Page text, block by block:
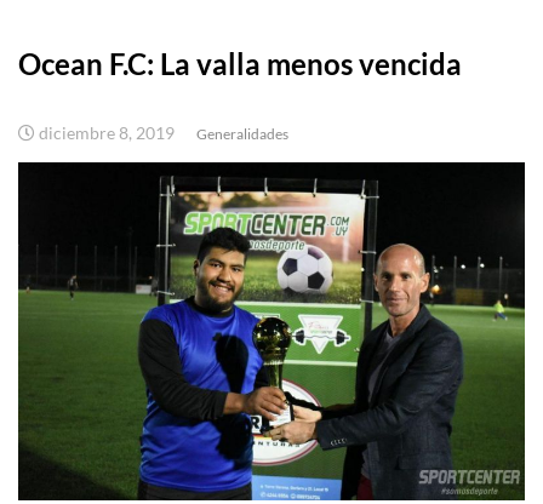
Ocean F.C: La valla menos vencida
diciembre 8, 2019 Generalidades